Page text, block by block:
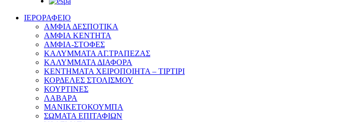
ΙΕΡΟΡΑΦΕΙΟ
ΑΜΦΙΑ ΔΕΣΠΟΤΙΚΑ
ΑΜΦΙΑ ΚΕΝΤΗΤΑ
ΑΜΦΙΑ-ΣΤΟΦΕΣ
ΚΑΛΥΜΜΑΤΑ ΑΓ.ΤΡΑΠΕΖΑΣ
ΚΑΛΥΜΜΑΤΑ ΔΙΑΦΟΡΑ
ΚΕΝΤΗΜΑΤΑ ΧΕΙΡΟΠΟΙΗΤΑ – ΤΙΡΤΙΡΙ
ΚΟΡΔΕΛΕΣ ΣΤΟΛΙΣΜΟΥ
ΚΟΥΡΤΙΝΕΣ
ΛΑΒΑΡΑ
ΜΑΝΙΚΕΤΟΚΟΥΜΠΑ
ΣΩΜΑΤΑ ΕΠΙΤΑΦΙΩΝ